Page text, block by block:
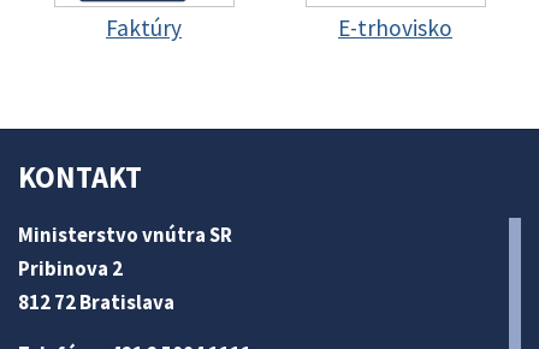
Faktúry E-trhovisko
KONTAKT
Ministerstvo vnútra SR
Pribinova 2
812 72 Bratislava